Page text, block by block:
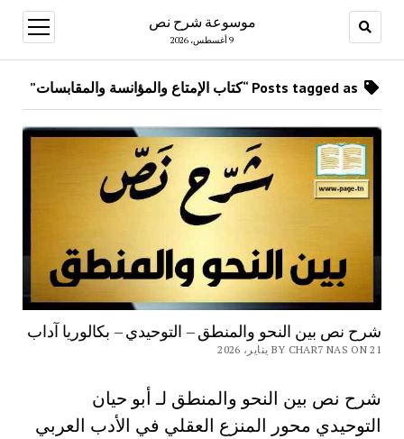
موسوعة شرح نص
9 أغسطس، 2026
open
menu
شرح نص بين النحو والمنطق – التوحيدي – بكالوريا آداب
BY CHAR7 NAS ON 21 يناير، 2026
شرح نص بين النحو والمنطق لـ أبو حيان
التوحيدي محور المنزع العقلي في الأدب العربي